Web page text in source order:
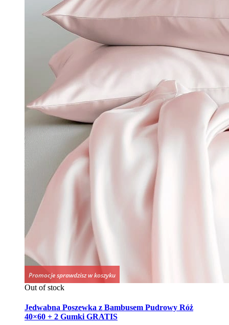
Promocje sprawdzisz w koszyku
Out of stock
Jedwabna Poszewka z Bambusem Pudrowy Róż
40×60 + 2 Gumki GRATIS